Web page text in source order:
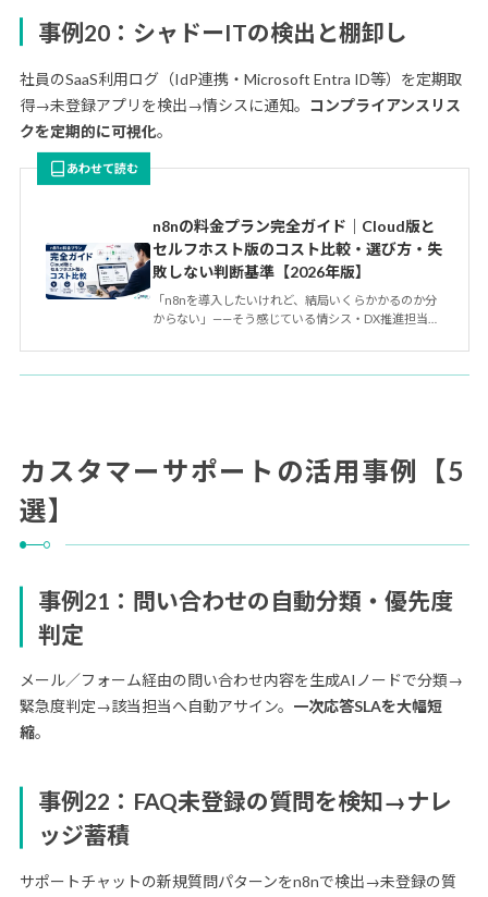
事例20：シャドーITの検出と棚卸し
社員のSaaS利用ログ（IdP連携・Microsoft Entra ID等）を定期取
得→未登録アプリを検出→情シスに通知。 コンプライアンスリス
クを定期的に可視化。
あわせて読む
n8nの料金プラン完全ガイド｜Cloud版と
セルフホスト版のコスト比較・選び方・失
敗しない判断基準【2026年版】
「n8nを導入したいけれど、結局いくらかかるのか分
からない」——そう感じている情シス・DX推進担当者
カスタマーサポートの活用事例【5
選】
事例21：問い合わせの自動分類・優先度
判定
メール／フォーム経由の問い合わせ内容を生成AIノードで分類→
緊急度判定→該当担当へ自動アサイン。 一次応答SLAを大幅短
縮。
事例22：FAQ未登録の質問を検知→ナレ
ッジ蓄積
サポートチャットの新規質問パターンをn8nで検出→未登録の質